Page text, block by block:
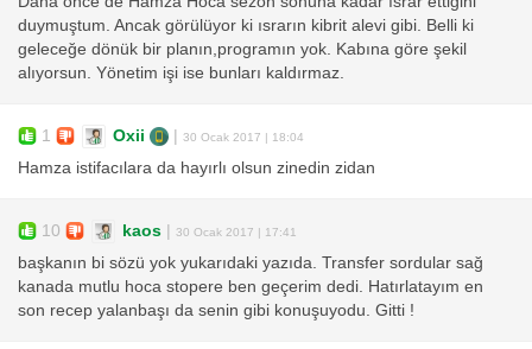
duymuştum. Ancak görülüyor ki ısrarın kibrit alevi gibi. Belli ki
geleceğe dönük bir planın,programın yok. Kabına göre şekil
alıyorsun. Yönetim işi ise bunları kaldırmaz.
1 Oxii 30 Ocak 2017 | 18:04
Hamza istifacılara da hayırlı olsun zinedin zidan
10 kaos 30 Ocak 2017 | 17:41
başkanın bi sözü yok yukarıdaki yazıda. Transfer sordular sağ
kanada mutlu hoca stopere ben geçerim dedi. Hatırlatayım en
son recep yalanbaşı da senin gibi konuşuyodu. Gitti !